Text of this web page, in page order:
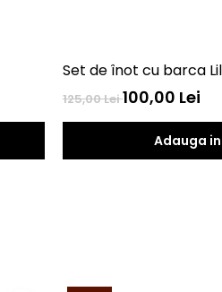
Set de înot cu barca
125,00 Lei100,00 Lei
Adauga